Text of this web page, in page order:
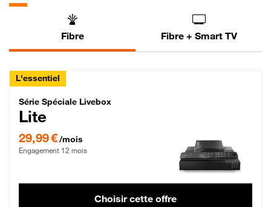
Fibre Fibre + Smart TV
L'essentiel
Série Spéciale Livebox Lite Fibre
Série Spéciale Livebox
Lite
29,99 €/mois
Engagement 12 mois
Choisir cette offre